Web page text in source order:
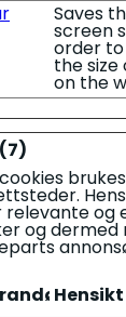
Saves
screen
order to
the size
on the
relevante og
og dermed
Hensikt